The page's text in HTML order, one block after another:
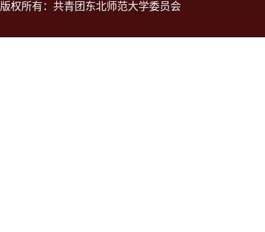
版权所有：共青团东北师范大学委员会